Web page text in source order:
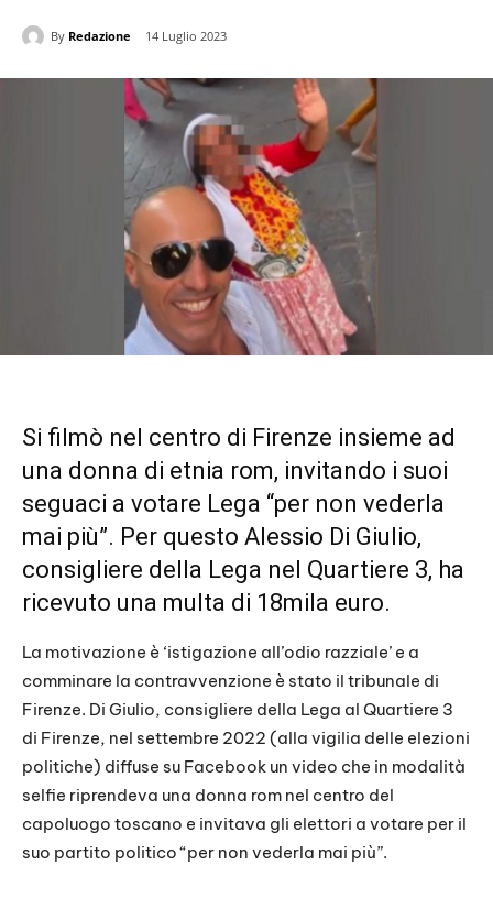
By Redazione 14 Luglio 2023
Si filmò nel centro di Firenze insieme ad
una donna di etnia rom, invitando i suoi
seguaci a votare Lega “per non vederla
mai più”. Per questo Alessio Di Giulio,
consigliere della Lega nel Quartiere 3, ha
ricevuto una multa di 18mila euro.
La motivazione è ‘istigazione all’odio razziale’ e a
comminare la contravvenzione è stato il tribunale di
Firenze. Di Giulio, consigliere della Lega al Quartiere 3
di Firenze, nel settembre 2022 (alla vigilia delle elezioni
politiche) diffuse su Facebook un video che in modalità
selfie riprendeva una donna rom nel centro del
capoluogo toscano e invitava gli elettori a votare per il
suo partito politico “per non vederla mai più”.